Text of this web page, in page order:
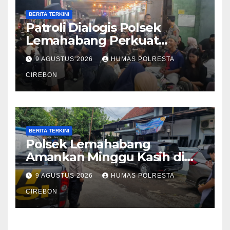
BERITA TERKINI
Patroli Dialogis Polsek
Lemahabang Perkuat
Kedekatan dengan Warga,
Cegah Gangguan Kamtibmas
9 AGUSTUS 2026 HUMAS POLRESTA
CIREBON
BERITA TERKINI
Polsek Lemahabang
Amankan Minggu Kasih di
GKI Sindanglaut, Wujud
Kehadiran Polri Jaga
Kerukunan
9 AGUSTUS 2026 HUMAS POLRESTA
CIREBON